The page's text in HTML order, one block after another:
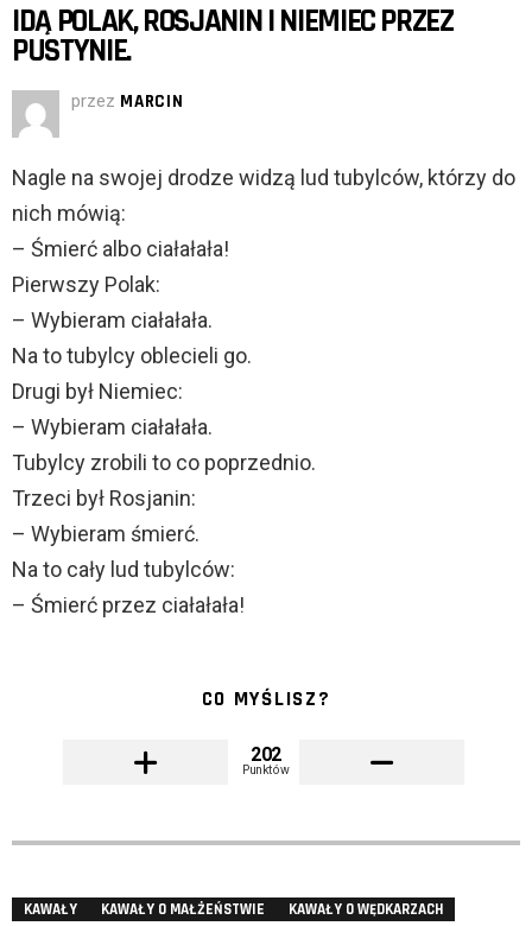
IDĄ POLAK, ROSJANIN I NIEMIEC PRZEZ
PUSTYNIE.
przez MARCIN
Nagle na swojej drodze widzą lud tubylców, którzy do
nich mówią:
– Śmierć albo ciałałała!
Pierwszy Polak:
– Wybieram ciałałała.
Na to tubylcy oblecieli go.
Drugi był Niemiec:
– Wybieram ciałałała.
Tubylcy zrobili to co poprzednio.
Trzeci był Rosjanin:
– Wybieram śmierć.
Na to cały lud tubylców:
– Śmierć przez ciałałała!
CO MYŚLISZ?
202
Punktów
KAWAŁY KAWAŁY O MAŁŻEŃSTWIE KAWAŁY O WĘDKARZACH